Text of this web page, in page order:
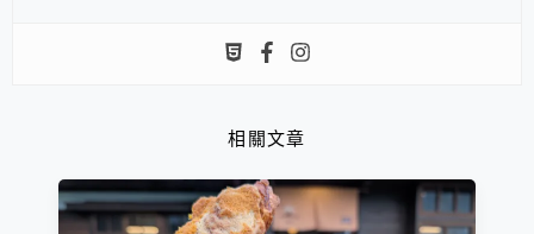
相關文章